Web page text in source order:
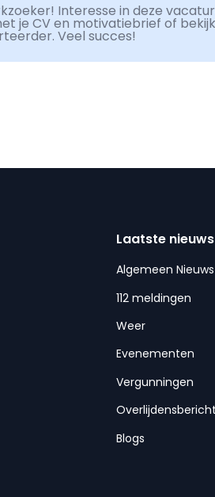
Interesse in deze
je CV en motivatiebrief of
Veel succes!
Laatste nieuws
Algemeen Nieuws
112 meldingen
Weer
Evenementen
Vergunningen
Blogs